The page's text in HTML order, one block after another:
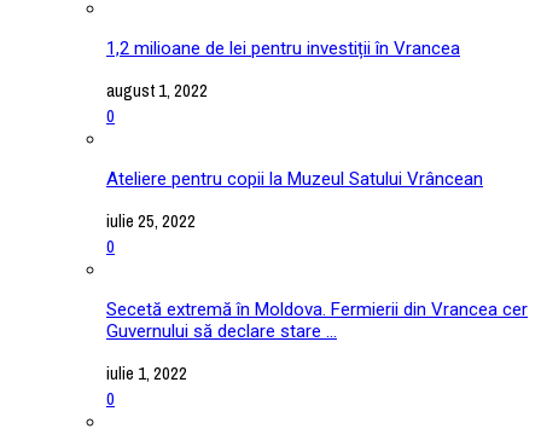
1,2 milioane de lei pentru investiții în Vrancea
august 1, 2022
0
Ateliere pentru copii la Muzeul Satului Vrâncean
iulie 25, 2022
0
Secetă extremă în Moldova. Fermierii din Vrancea cer
Guvernului să declare stare ...
iulie 1, 2022
0